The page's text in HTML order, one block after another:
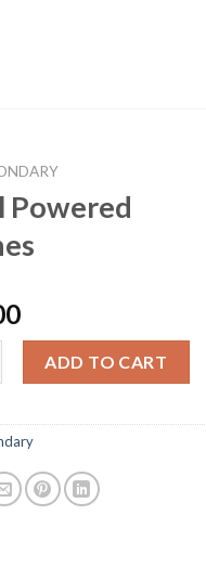
Powered
ADD TO CART